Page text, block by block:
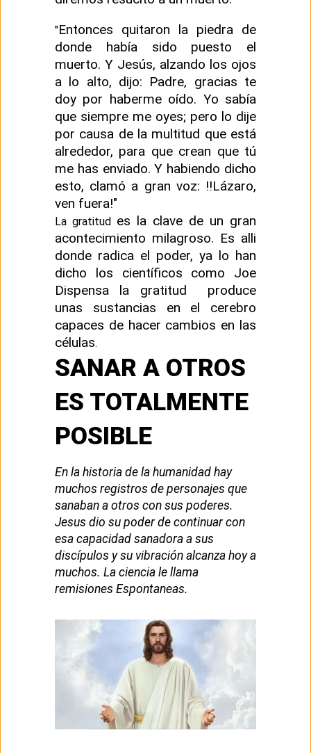
"Entonces quitaron la piedra de
donde había sido puesto el
muerto. Y Jesús, alzando los ojos
a lo alto, dijo: Padre, gracias te
doy por haberme oído. Yo sabía
que siempre me oyes; pero lo dije
por causa de la multitud que está
alrededor, para que crean que tú
me has enviado. Y habiendo dicho
esto, clamó a gran voz: !!Lázaro,
ven fuera!"
La gratitud es la clave de un gran
acontecimiento milagroso. Es alli
donde radica el poder, ya lo han
dicho los científicos como Joe
Dispensa la gratitud produce
unas sustancias en el cerebro
capaces de hacer cambios en las
células.
SANAR A OTROS
ES TOTALMENTE
POSIBLE
En la historia de la humanidad hay
muchos registros de personajes que
sanaban a otros con sus poderes.
Jesus dio su poder de continuar con
esa capacidad sanadora a sus
discípulos y su vibración alcanza hoy a
muchos. La ciencia le llama
remisiones Espontaneas.